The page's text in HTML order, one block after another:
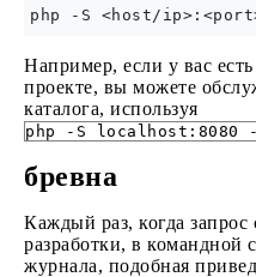
Например, если у вас есть
проекте, вы можете
каталога, используя
php -S
бревна
Каждый раз, когда запрос
разработки, в командной
журнала, подобная